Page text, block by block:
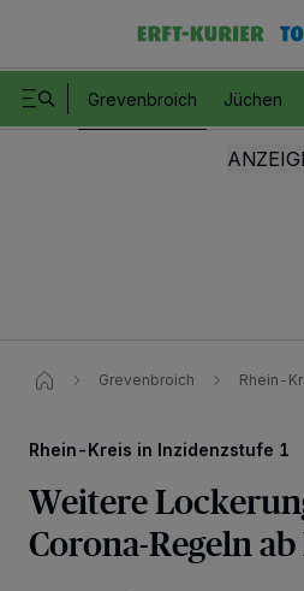
Grevenbroich Jüchen
Grevenbroich Rhein-
Rhein-Kreis in Inzidenzstufe 1
Weitere
Corona-Regeln